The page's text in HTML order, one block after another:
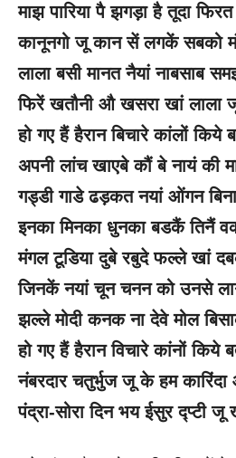
माझ पारिया पै झगड़ा है तूदा
कानूनगो जू कान सें लगकें सबको
लाला बसी मानत नैयां नाबसाब
फिरें खतौनी औ खसरा खां लाला
हो गए हैं हैरान बिचारे कांलों किये
अपनी लांच खाएबे कौं बे नायं की
गड्डी गाडे ढड़कत नयां ओंगन
इनका मिनका धुनका बडकैं तिनैं
मंगल टूडिया दुबे रबुदे फल्ले खां
जिनकें नयां चून चनन को उनसे
झल्ले मोदी कनक ना देवे मोल
हो गए हैं हैरान विचारे कांनों किये
नंबरदार चतुर्भुज जू के हम
पंद्रा-सोरा दिन भय ईसुर द्प्टी